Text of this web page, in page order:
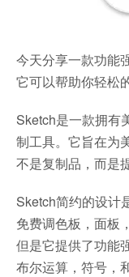
今天分享一款功能
它可以帮助你轻松
Sketch是一款拥有
制工具。它旨在为
不是复制品，而是
Sketch简约的设计
免费调色板，面板
但是它提供了功能
布尔运算，符号，